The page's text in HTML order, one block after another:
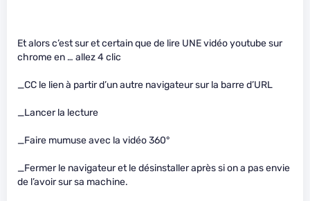
Et alors c’est sur et certain que de lire UNE vidéo youtube sur
chrome en … allez 4 clic
_CC le lien à partir d’un autre navigateur sur la barre d’URL
_Lancer la lecture
_Faire mumuse avec la vidéo 360°
_Fermer le navigateur et le désinstaller après si on a pas envie
de l’avoir sur sa machine.